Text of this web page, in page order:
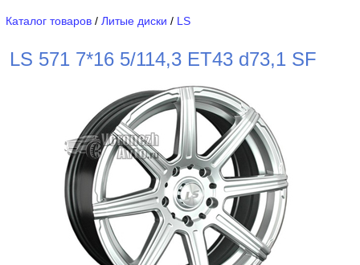
Каталог товаров / Литые диски / LS
LS 571 7*16 5/114,3 ET43 d73,1 SF